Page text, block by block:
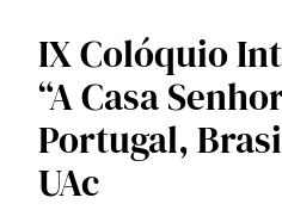
IX Colóquio
“A Casa
Portugal,
UAc